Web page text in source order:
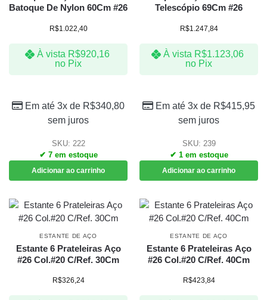
Batoque De Nylon 60Cm #26
R$1.022,40
À vista R$920,16
no Pix
Em até 3x de R$340,80
sem juros
SKU: 222
✔ 7 em estoque
Adicionar ao carrinho
Telescópio 69Cm #26
R$1.247,84
À vista R$1.123,06
no Pix
Em até 3x de R$415,95
sem juros
SKU: 239
✔ 1 em estoque
Adicionar ao carrinho
ESTANTE DE AÇO
Estante 6 Prateleiras Aço
#26 Col.#20 C/Ref. 30Cm
R$326,24
ESTANTE DE AÇO
Estante 6 Prateleiras Aço
#26 Col.#20 C/Ref. 40Cm
R$423,84